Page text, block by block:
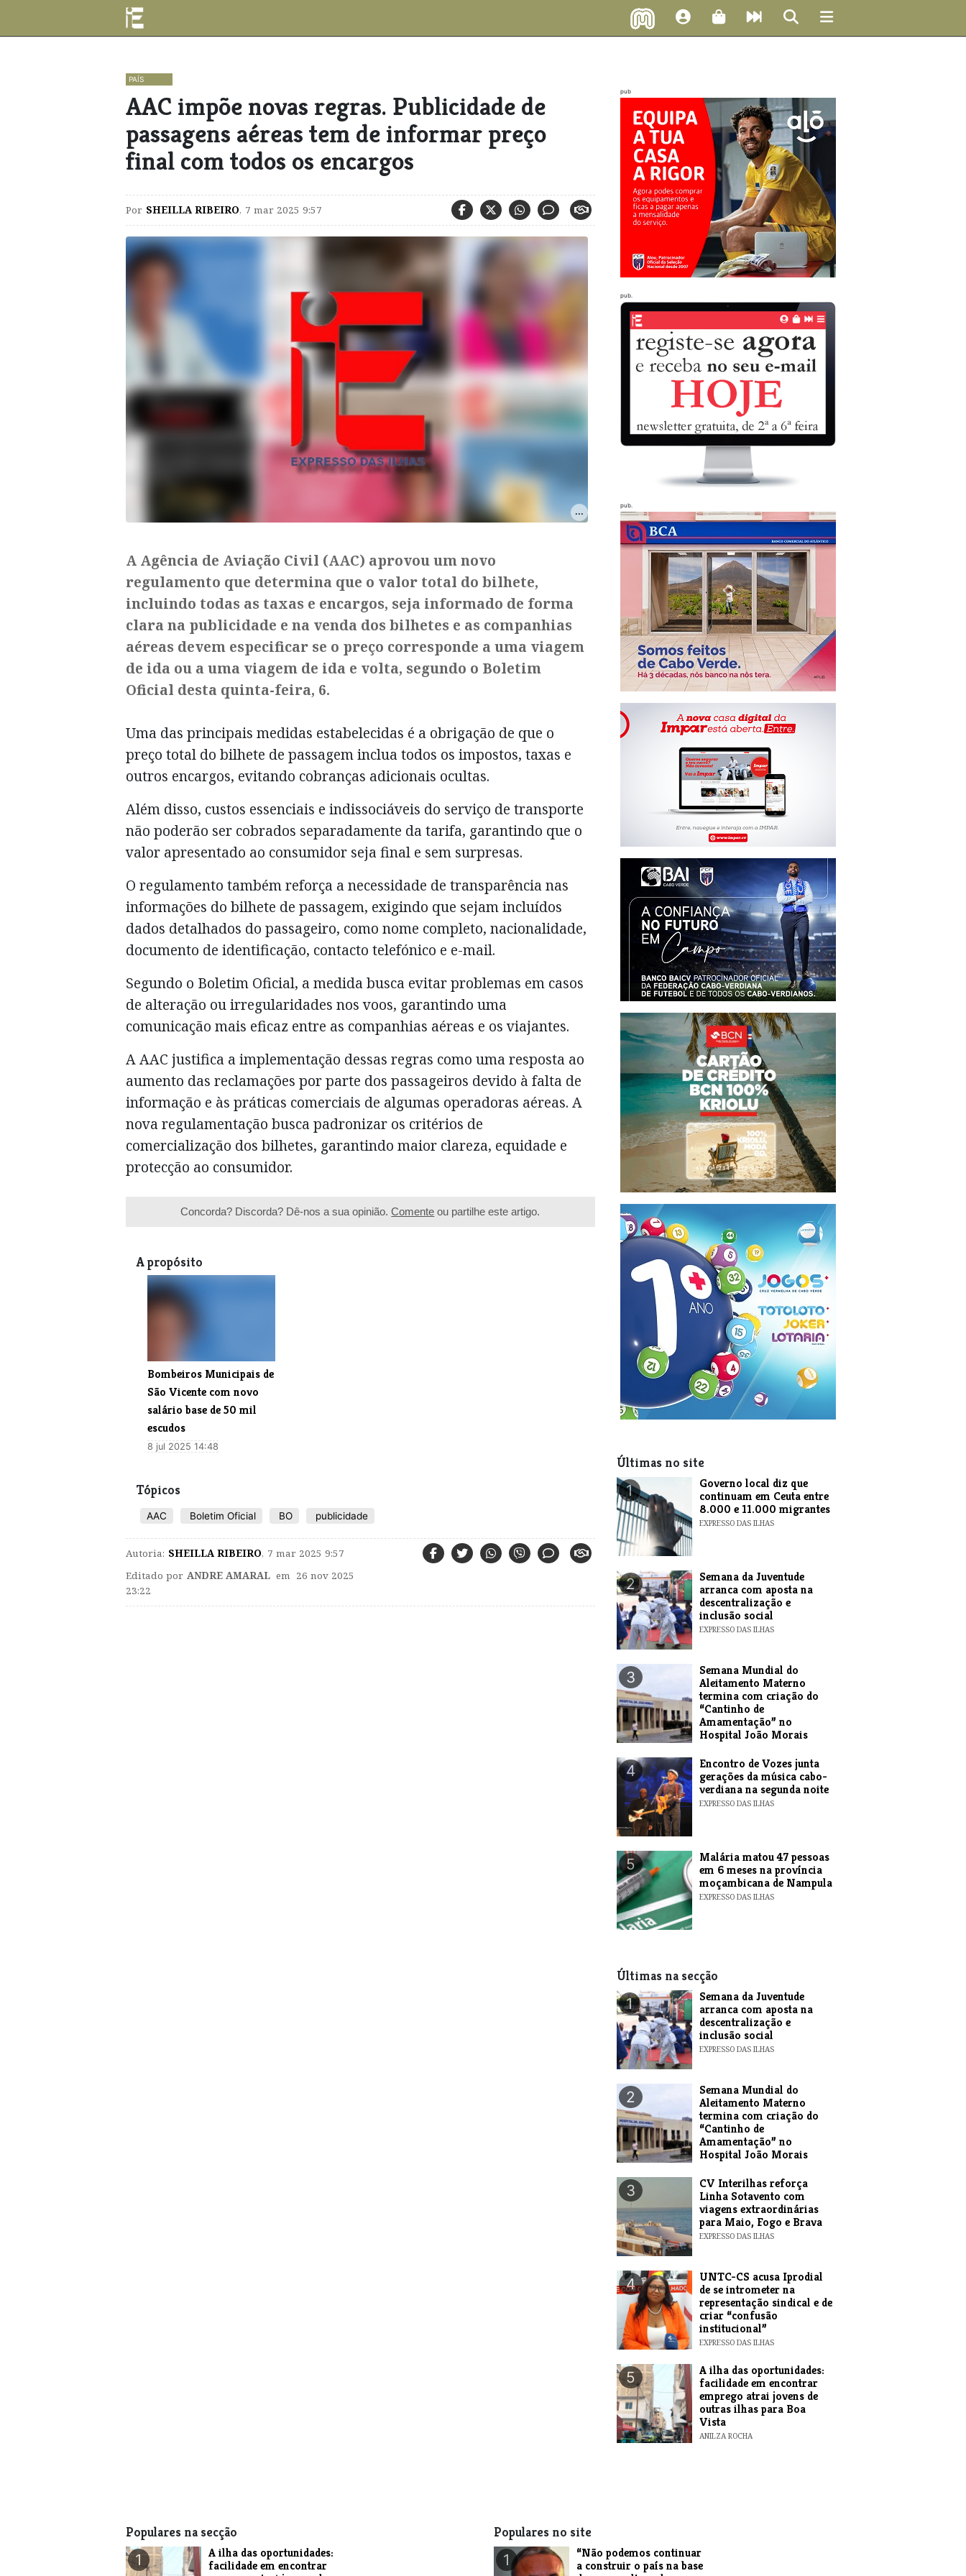
PAÍS
AAC impõe novas regras. Publicidade de
passagens aéreas tem de informar preço
final com todos os encargos
Por SHEILLA RIBEIRO, 7 mar 2025 9:57
A Agência de Aviação Civil (AAC) aprovou um novo
regulamento que determina que o valor total do bilhete,
incluindo todas as taxas e encargos, seja informado de forma
clara na publicidade e na venda dos bilhetes e as companhias
aéreas devem especificar se o preço corresponde a uma viagem
de ida ou a uma viagem de ida e volta, segundo o Boletim
Oficial desta quinta-feira, 6.
Uma das principais medidas estabelecidas é a obrigação de que o
preço total do bilhete de passagem inclua todos os impostos, taxas e
outros encargos, evitando cobranças adicionais ocultas.
Além disso, custos essenciais e indissociáveis do serviço de transporte
não poderão ser cobrados separadamente da tarifa, garantindo que o
valor apresentado ao consumidor seja final e sem surpresas.
O regulamento também reforça a necessidade de transparência nas
informações do bilhete de passagem, exigindo que sejam incluídos
dados detalhados do passageiro, como nome completo, nacionalidade,
documento de identificação, contacto telefónico e e-mail.
Segundo o Boletim Oficial, a medida busca evitar problemas em casos
de alteração ou irregularidades nos voos, garantindo uma
comunicação mais eficaz entre as companhias aéreas e os viajantes.
A AAC justifica a implementação dessas regras como uma resposta ao
aumento das reclamações por parte dos passageiros devido à falta de
informação e às práticas comerciais de algumas operadoras aéreas. A
nova regulamentação busca padronizar os critérios de
comercialização dos bilhetes, garantindo maior clareza, equidade e
protecção ao consumidor.
Concorda? Discorda? Dê-nos a sua opinião.Comente ou partilhe este artigo.
A propósito
Bombeiros Municipais de
São Vicente com novo
salário base de 50 mil
escudos
8 jul 2025 14:48
Tópicos
AAC Boletim Oficial BO publicidade
Autoria: SHEILLA RIBEIRO, 7 mar 2025 9:57
Editado por ANDRE AMARAL em 26 nov 2025
23:22
pub
pub.
pub.
Últimas no site
1
​Governo local diz que
continuam em Ceuta entre
8.000 e 11.000 migrantes
EXPRESSO DAS ILHAS
2
Semana da Juventude
arranca com aposta na
descentralização e
inclusão social
EXPRESSO DAS ILHAS
3
Semana Mundial do
Aleitamento Materno
termina com criação do
“Cantinho de
Amamentação” no
Hospital João Morais
4
Encontro de Vozes junta
gerações da música cabo-
verdiana na segunda noite
EXPRESSO DAS ILHAS
5
​Malária matou 47 pessoas
em 6 meses na província
moçambicana de Nampula
EXPRESSO DAS ILHAS
Últimas na secção
1
Semana da Juventude
arranca com aposta na
descentralização e
inclusão social
EXPRESSO DAS ILHAS
2
Semana Mundial do
Aleitamento Materno
termina com criação do
“Cantinho de
Amamentação” no
Hospital João Morais
3
​CV Interilhas reforça
Linha Sotavento com
viagens extraordinárias
para Maio, Fogo e Brava
EXPRESSO DAS ILHAS
4
UNTC-CS acusa Iprodial
de se intrometer na
representação sindical e de
criar “confusão
institucional”
EXPRESSO DAS ILHAS
5
A ilha das oportunidades:
facilidade em encontrar
emprego atrai jovens de
outras ilhas para Boa
Vista
ANILZA ROCHA
Populares na secção
1
A ilha das oportunidades:
facilidade em encontrar
Populares no site
1
“Não podemos continuar
a construir o país na base